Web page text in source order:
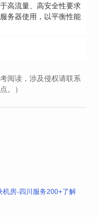
高流量、高安全性要求
务器使用，以平衡性能
阅读，涉及侵权请联系
。）
机房-四川服务200+了解